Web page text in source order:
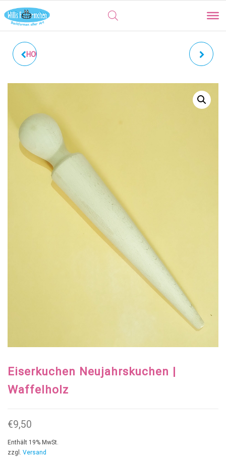
HOLZSCHAUFEL | GROSSE M
M ´CAUSE WE CARE
Eiserkuchen Neujahrskuchen |
Waffelholz
€9,50
Enthält 19% MwSt.
zzgl. Versand